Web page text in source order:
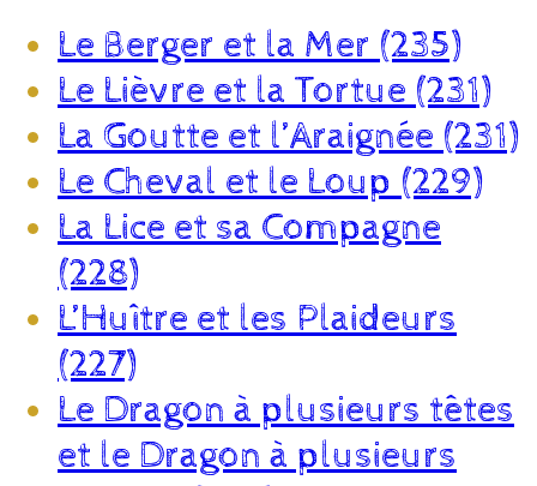
Le Berger et la Mer (235)
Le Lièvre et la Tortue (231)
La Goutte et l’Araignée (231)
Le Cheval et le Loup (229)
La Lice et sa Compagne
(228)
L’Huître et les Plaideurs
(227)
Le Dragon à plusieurs têtes
et le Dragon à plusieurs